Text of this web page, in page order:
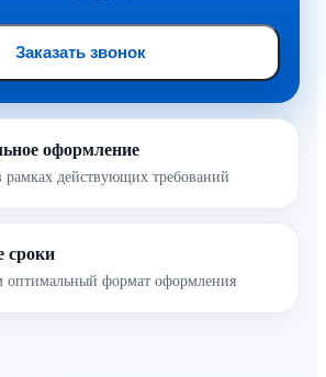
Заказать звонок
оформление
рамках действующих требований
сроки
оптимальный формат оформления